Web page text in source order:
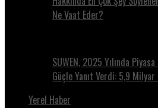
Ne Vaat Eder?
SUWEN, 2025 Yılında
Güçle Yanıt Verdi: 5,9 Milyar
Yerel Haber